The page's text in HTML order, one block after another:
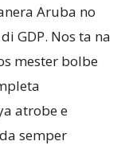
Aruba no
GDP. Nos ta na
mester bolbe
atrobe e
semper